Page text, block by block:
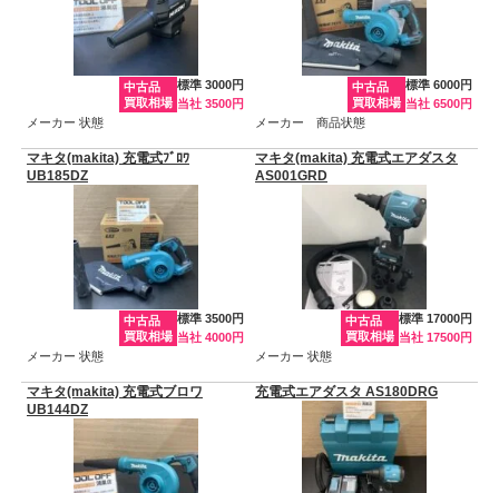
中古品
買取相場
標準 3000円
当社 3500円
メーカー 状態
中古品
買取相場
標準 6000円
当社 6500円
メーカー 商品状態
マキタ(makita) 充電式ﾌﾞﾛﾜ
UB185DZ
中古品
買取相場
標準 3500円
当社 4000円
メーカー 状態
マキタ(makita) 充電式エアダスタ
AS001GRD
中古品
買取相場
標準 17000円
当社 17500円
メーカー 状態
マキタ(makita) 充電式ブロワ
UB144DZ
充電式エアダスタ AS180DRG